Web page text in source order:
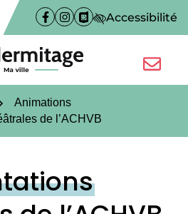
Facebook
(ouverture dans un nouvel
Instagram
(ouverture dans un
PanneauPocket
(ouverture dans un
Accessibilité
L'Hermitage ma villeNOUS
Animations
de l’ACHVB